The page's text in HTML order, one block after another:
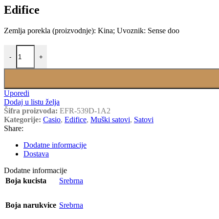
Edifice
Zemlja porekla (proizvodnje): Kina; Uvoznik: Sense doo
-
CASIO EFR-539D-1A2 količina
+
Uporedi
Dodaj u listu želja
Šifra proizvoda: EFR-539D-1A2
Kategorije: Casio, Edifice, Muški satovi, Satovi
Share:
Dodatne informacije
Dostava
Dodatne informacije
Boja kucista
Srebrna
Boja narukvice Srebrna